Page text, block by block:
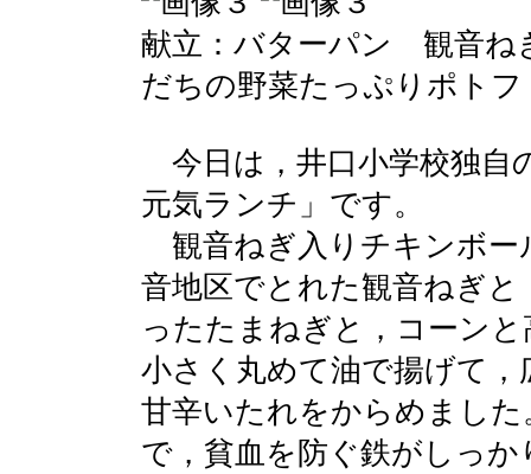
献立：バターパン 観音
だちの野菜たっぷりポト
今日は，井口小学校独自
元気ランチ」です。
観音ねぎ入りチキンボー
音地区でとれた観音ねぎ
ったたまねぎと，コーン
小さく丸めて油で揚げて
甘辛いたれをからめまし
で，貧血を防ぐ鉄がしっ